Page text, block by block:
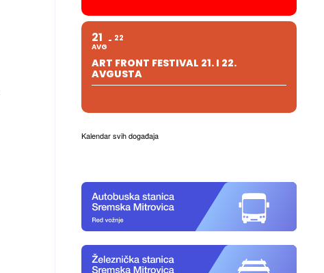
21
AVG
22
ART FRONT FESTIVAL 21. I 22.
AVGUSTA
Kalendar svih događaja